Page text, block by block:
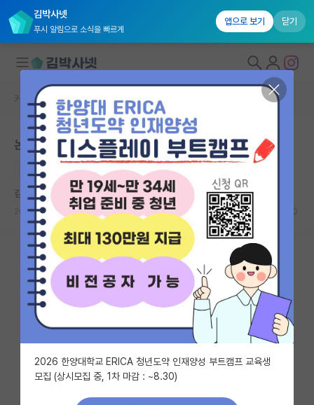
김박사넷
푸시 알림으로 소식을 빠르게
앱으로 보기 닫기
대학원생 모집
국내대학원 정보
연구실&오픈랩
커뮤니티
커뮤니티 홈
전체글보기
베스트 게시판
IF 명예의전당
자유 게시판(아무개랩)
미국 유학 게시판
미국 대학원 합격 후기 게시판
커뮤니티 홈 미국 대학원 합격 후기 게시판
논문 없이 풀펀딩 다이렉트 박사 합격
김박사넷 유학교육
2026.02.13 5 10783
2026 한양대학교 ERICA 청년도약 인재양성 부트캠프 교육생
모집 (상시모집 중, 1차 마감 : ~8.30)